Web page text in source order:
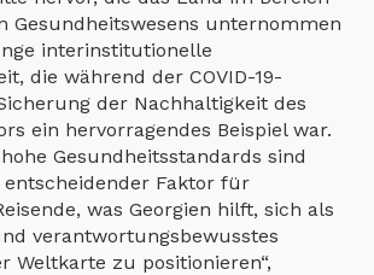
Gesundheitswesens unternommen
interinstitutionelle
die während der COVID-19-
der Nachhaltigkeit des
ein hervorragendes Beispiel war.
Gesundheitsstandards sind
Faktor für
was Georgien hilft, sich als
verantwortungsbewusstes
Weltkarte zu positionieren“,